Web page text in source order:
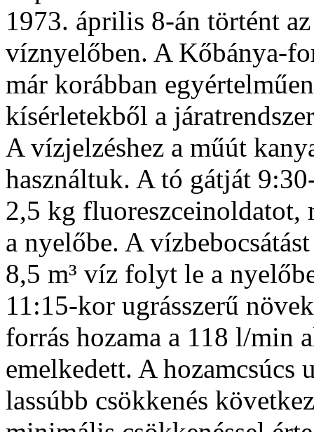
1973. április 8-án történt
víznyelőben. A Kőbánya-
már korábban
kísérletekből a
A vízjelzéshez a műút
használtuk. A tó gátját
2,5 kg fluoreszceinoldatot,
a nyelőbe. A
8,5 m³ víz folyt le a
11:15-kor ugrásszerű
forrás hozama a 118 l/min
emelkedett. A hozamcsúcs
lassúbb csökkenés